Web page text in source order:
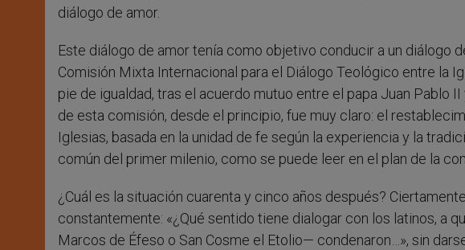
diálogo de amor.
Este diálogo de amor tenía como objetivo conducir a un diálogo
Comisión Mixta Internacional para el Diálogo Teológico entre la
pie de igualdad, tras el acuerdo mutuo entre el papa Juan Pablo
de esta comisión, desde el principio, fue muy claro: el
Iglesias, basada en la unidad de fe según la experiencia y la
común del primer milenio, como se puede leer en el plan de la
¿Cuál es la situación cuarenta y cinco años después?
constantemente: «¿Qué sentido tiene dialogar con los latinos, a
Marcos de Éfeso o San Cosme el Etolio— condenaron…», sin